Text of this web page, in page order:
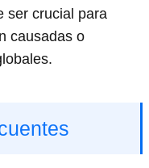
ser crucial para
causadas o